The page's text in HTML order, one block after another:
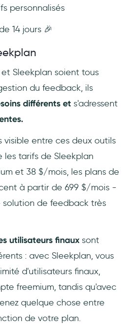
personnalisés
14 jours 🎉
Sleekplan soient tous
du feedback, ils
différents et s'adressent
visible entre ces deux outils
les tarifs de Sleekplan
et 38 $/mois, les plans de
à partir de 699 $/mois -
solution de feedback très
utilisateurs finaux sont
: avec Sleekplan, vous
d'utilisateurs finaux,
freemium, tandis qu'avec
quelque chose entre
de votre plan.